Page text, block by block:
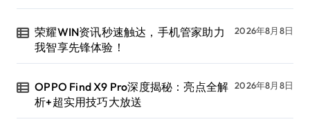
荣耀WIN资讯秒速触达，手机管家助力
我智享先锋体验！
2026年8月8日
OPPO Find X9 Pro深度揭秘：亮点全解
析+超实用技巧大放送
2026年8月8日